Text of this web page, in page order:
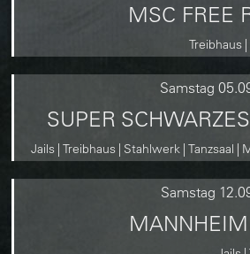
MSC FREE
Treibhaus
Samstag
SUPER
Tanzsaal
Stahlwerk
Treibhaus
Jails
Samstag